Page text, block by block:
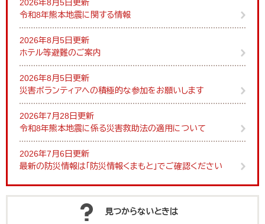
2026年8月5日更新
令和8年熊本地震に関する情報
2026年8月5日更新
ホテル等避難のご案内
2026年8月5日更新
災害ボランティアへの積極的な参加をお願いします
2026年7月28日更新
令和8年熊本地震に係る災害救助法の適用について
2026年7月6日更新
最新の防災情報は「防災情報くまもと」でご確認ください
見つからないときは